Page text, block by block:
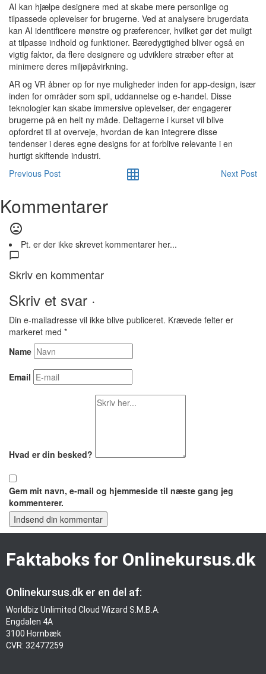
AI kan hjælpe designere med at skabe mere personlige og
tilpassede oplevelser for brugerne. Ved at analysere brugerdata
kan AI identificere mønstre og præferencer, hvilket gør det muligt
at tilpasse indhold og funktioner. Bæredygtighed bliver også en
vigtig faktor, da flere designere og udviklere stræber efter at
minimere deres miljøpåvirkning.
AR og VR åbner op for nye muligheder inden for app-design, især
inden for områder som spil, uddannelse og e-handel. Disse
teknologier kan skabe immersive oplevelser, der engagerer
brugerne på en helt ny måde. Deltagerne i kurset vil blive
opfordret til at overveje, hvordan de kan integrere disse
tendenser i deres egne designs for at forblive relevante i en
hurtigt skiftende industri.
Previous Post
Next Post
Kommentarer
Pt. er der ikke skrevet kommentarer her...
Skriv en kommentar
Skriv et svar ·
Din e-mailadresse vil ikke blive publiceret. Krævede felter er
markeret med *
Name
Email
Hvad er din besked?
Gem mit navn, e-mail og hjemmeside til næste gang jeg
kommenterer.
Indsend din kommentar
Faktaboks for Onlinekursus.dk
Onlinekursus.dk er en del af:
Worldbiz Unlimited Cloud Wizard S.M.B.A.
Engdalen 4A
3100 Hornbæk
CVR: 32477259